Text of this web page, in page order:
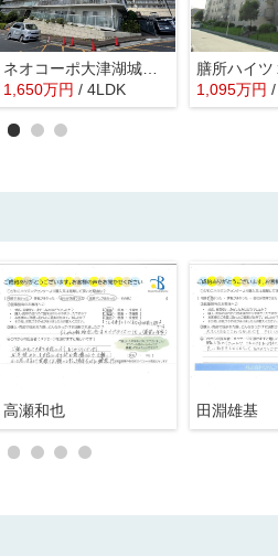
ネオコーポ大津湖城が丘
1,650万円 / 4LDK
膳所ハイツ
1,095万円
高瀬和也 田淵雄基